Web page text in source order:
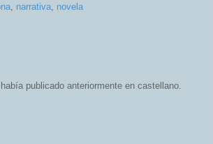
narrativa novela
publicado anteriormente en castellano.